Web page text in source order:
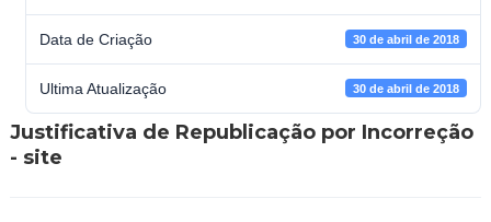
Data de Criação 30 de abril de 2018
Ultima Atualização 30 de abril de 2018
Justificativa de Republicação por Incorreção
- site